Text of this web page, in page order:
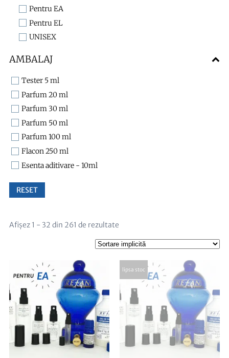
Pentru EA
Pentru EL
UNISEX
AMBALAJ
Tester 5 ml
Parfum 20 ml
Parfum 30 ml
Parfum 50 ml
Parfum 100 ml
Flacon 250 ml
Esenta aditivare - 10ml
RESET
Afișez 1 - 32 din 261 de rezultate